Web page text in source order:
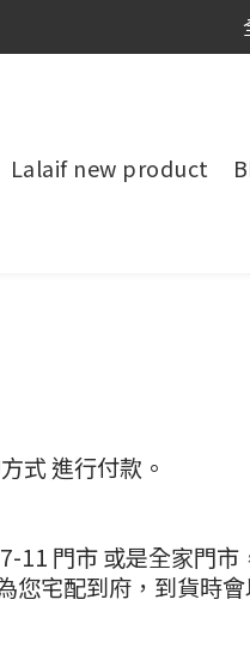
官網新會員首購享$300
Lalaif new product
式 進行付款。
11 門市 或是全家門
您宅配到府，到貨時